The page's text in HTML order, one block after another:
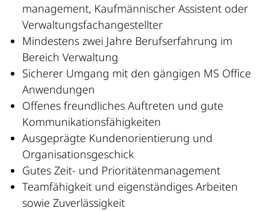
management, Kaufmännischer Assistent oder
Verwaltungsfachangestellter
Mindestens zwei Jahre Berufserfahrung im
Bereich Verwaltung
Sicherer Umgang mit den gängigen MS Office
Anwendungen
Offenes freundliches Auftreten und gute
Kommunikationsfähigkeiten
Ausgeprägte Kundenorientierung und
Organisationsgeschick
Gutes Zeit- und Prioritätenmanagement
Teamfähigkeit und eigenständiges Arbeiten
sowie Zuverlässigkeit